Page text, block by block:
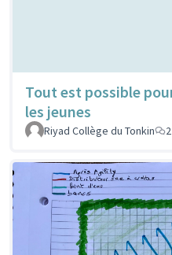
Tout est possible
les jeunes
Riyad Collège du Tonkin
2